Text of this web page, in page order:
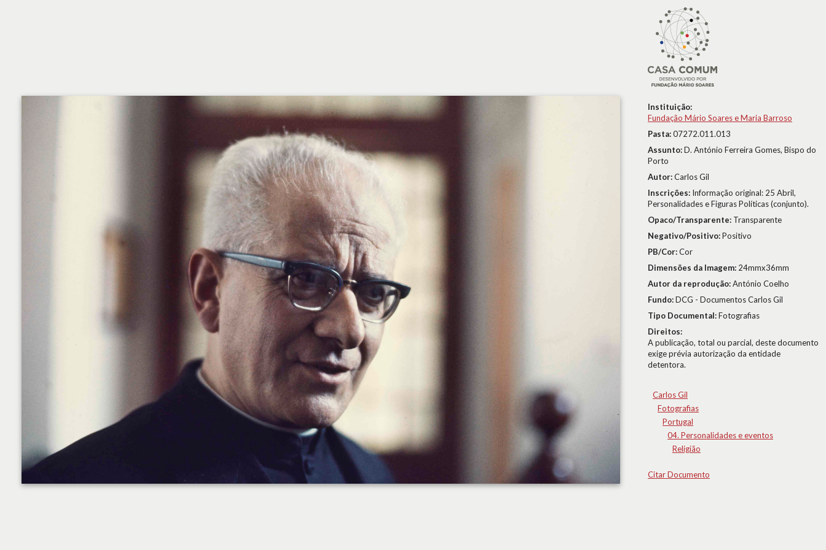
Instituição:
Fundação Mário Soares e Maria Barroso
Pasta:07272.011.013
Assunto:D. António Ferreira Gomes, Bispo do
Porto
Autor:Carlos Gil
Inscrições: Informação original: 25 Abril,
Personalidades e Figuras Políticas (conjunto).
Opaco/Transparente: Transparente
Negativo/Positivo:Positivo
PB/Cor:Cor
Dimensões da Imagem: 24mmx36mm
Autor da reprodução:António Coelho
Fundo:DCG - Documentos Carlos Gil
Tipo Documental:Fotografias
Direitos:
A publicação, total ou parcial, deste documento
exige prévia autorização da entidade
detentora.
Carlos Gil
Fotografias
Portugal
04. Personalidades e eventos
Religião
Citar Documento